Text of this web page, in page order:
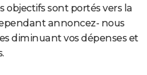
objectifs sont portés vers la
annoncez- nous
diminuant vos dépenses et